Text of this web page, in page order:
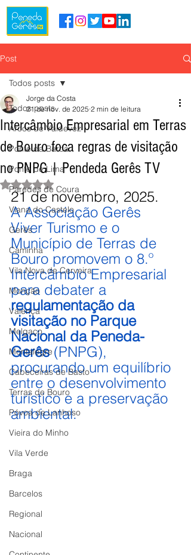
Post
Todos posts
Arcos de Valdevez
Ponte da Barca
Ponte de Lima
Paredes de Coura
Viana do Castelo
Gerês
Caminha
Vila Nova de Cerveira
Monção
Valença
Melgaço
Montalegre
Cabeceiras de Basto
Terras de Bouro
Póvoa de Lanhoso
Vieira do Minho
Vila Verde
Braga
Barcelos
Regional
Nacional
Todos posts
Intercâmbio Empresarial em Terras
de Bouro foca regras de visitação
no PNPG | Pendeda Gerês TV
Jorge da Costa
21 de nov. de 2025 2 min de leitura
Avaliado com NaN de 5 estrelas.
21 de novembro, 2025.
A Associação Gerês
Viver Turismo e o
Município de Terras de
Bouro promovem o 8.º
Intercâmbio Empresarial
para debater a
regulamentação da
visitação no Parque
Nacional da Peneda-
Gerês (PNPG),
procurando um equilíbrio
entre o desenvolvimento
turístico e a preservação
ambiental.